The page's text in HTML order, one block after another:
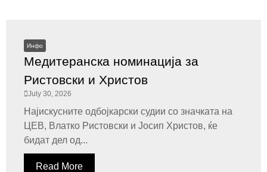
Инфо
Медитеранска номинација за
Ристовски и Христов
July 30, 2026
Најискусните одбојкарски судии со значката на
ЦЕВ, Влатко Ристовски и Јосип Христов, ќе
бидат дел од...
Read More